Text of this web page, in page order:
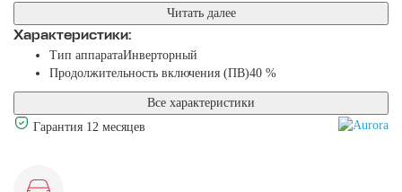
Читать далее
Характеристики:
Тип аппаратаИнверторный
Продолжительность включения (ПВ)40 %
Все характеристики
Гарантия 12 месяцев